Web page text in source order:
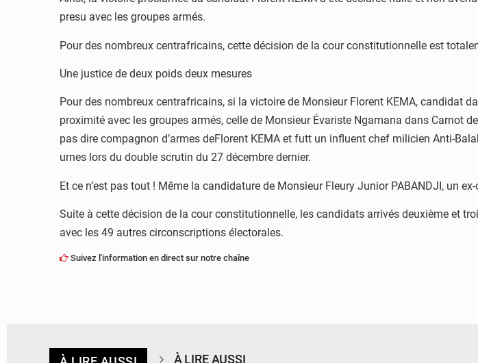
presu avec les groupes armés.
Pour des nombreux centrafricains, cette décision de la cour constitutionnelle est
Une justice de deux poids deux mesures
Pour des nombreux centrafricains, si la victoire de Monsieur Florent KEMA, candidat
proximité avec les groupes armés, celle de Monsieur Évariste Ngamana dans Carnot
pas dire compagnon d’armes deFlorent KEMA et futt un influent chef milicien Anti-
urnes lors du double scrutin du 27 décembre dernier.
Et ce n’est pas tout ! Même la candidature de Monsieur Fleury Junior PABANDJI, un
Suite à cette décision de la cour constitutionnelle, les candidats arrivés deuxième et
avec les 49 autres circonscriptions électorales.
Suivez l'information en direct sur notre chaîne
À LIRE AUSSI